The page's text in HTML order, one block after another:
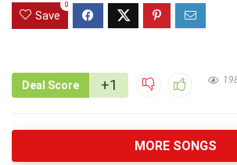
Save
0
Deal Score +1
MORE SONGS